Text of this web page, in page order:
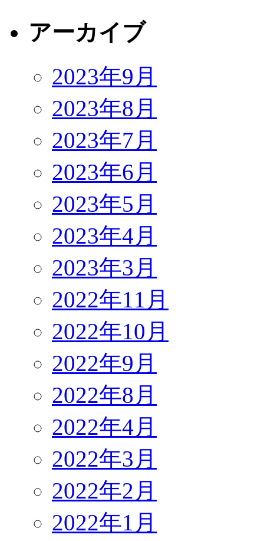
アーカイブ
2023年9月
2023年8月
2023年7月
2023年6月
2023年5月
2023年4月
2023年3月
2022年11月
2022年10月
2022年9月
2022年8月
2022年4月
2022年3月
2022年2月
2022年1月